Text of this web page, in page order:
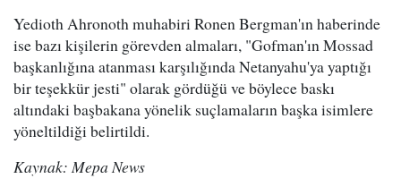
Yedioth Ahronoth muhabiri Ronen Bergman'ın haberinde
ise bazı kişilerin görevden almaları, "Gofman'ın Mossad
başkanlığına atanması karşılığında Netanyahu'ya yaptığı
bir teşekkür jesti" olarak gördüğü ve böylece baskı
altındaki başbakana yönelik suçlamaların başka isimlere
yöneltildiği belirtildi.
Kaynak: Mepa News